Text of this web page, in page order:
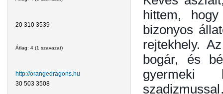
20 310 3539
Átlag: 4 (1 szavazat)
http://orangedragons.hu
30 503 3508
hittem,
bizonyos
rejtekhely.
bogár, és
gyermeki